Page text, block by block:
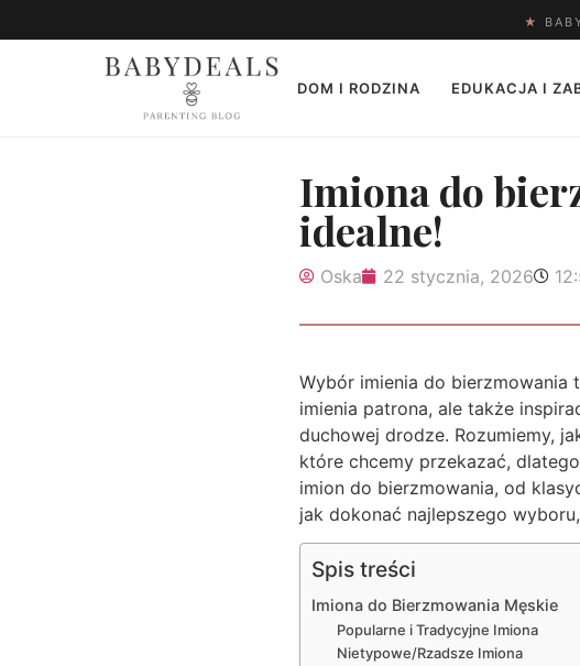
★
DOM I RODZINA EDUKACJA I
Imiona do
idealne!
Oska 22 stycznia, 2026
Wybór imienia do
imienia patrona, ale także
duchowej drodze. Rozumiemy,
które chcemy przekazać,
imion do bierzmowania, od
jak dokonać najlepszego
Spis treści
Imiona do Bierzmowania Męskie
Popularne i Tradycyjne Imiona
Nietypowe/Rzadsze Imiona